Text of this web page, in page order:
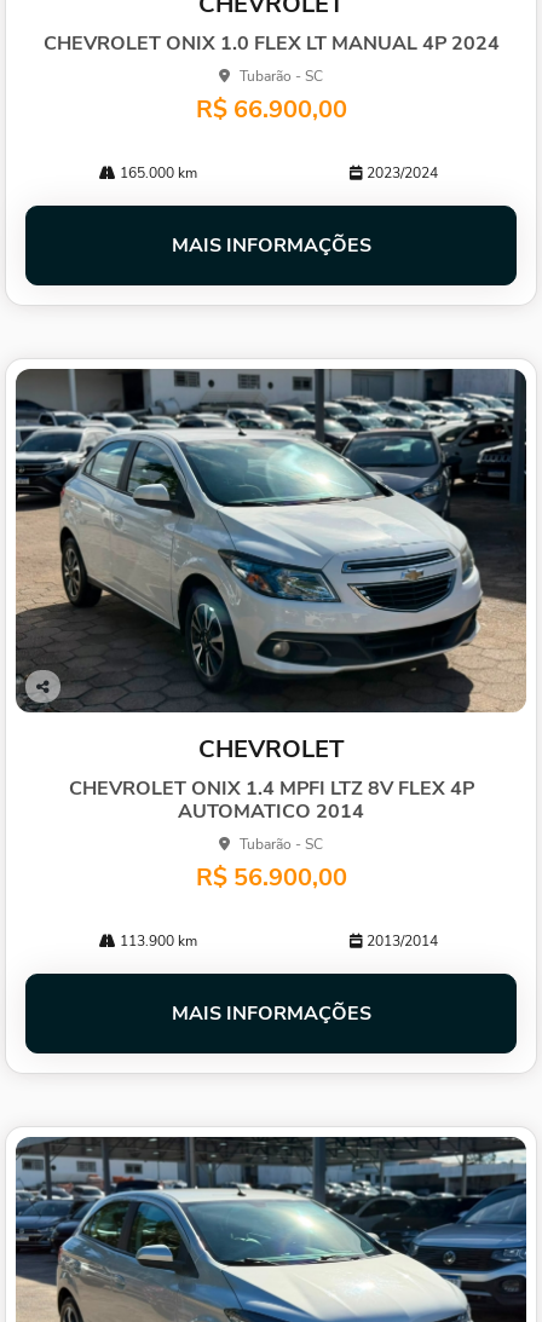
CHEVROLET ONIX 1.0 FLEX LT MANUAL 4P 2024
Tubarão - SC
R$ 66.900,00
165.000 km 2023/2024
MAIS INFORMAÇÕES
Co
CHEVROLET
CHEVROLET ONIX 1.4 MPFI LTZ 8V FLEX 4P
AUTOMATICO 2014
Tubarão - SC
R$ 56.900,00
113.900 km 2013/2014
MAIS INFORMAÇÕES